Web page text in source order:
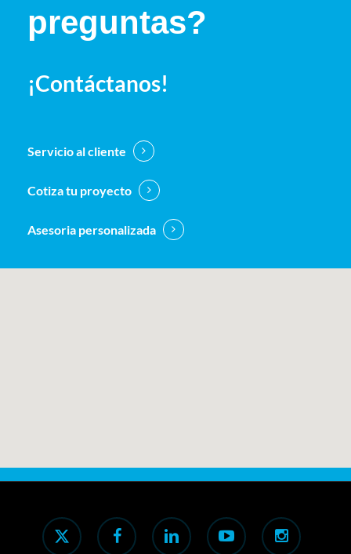
preguntas?
¡Contáctanos!
Servicio al cliente
Cotiza tu proyecto
Asesoria personalizada
x-
twitter
facebook linkedin youtube instagram